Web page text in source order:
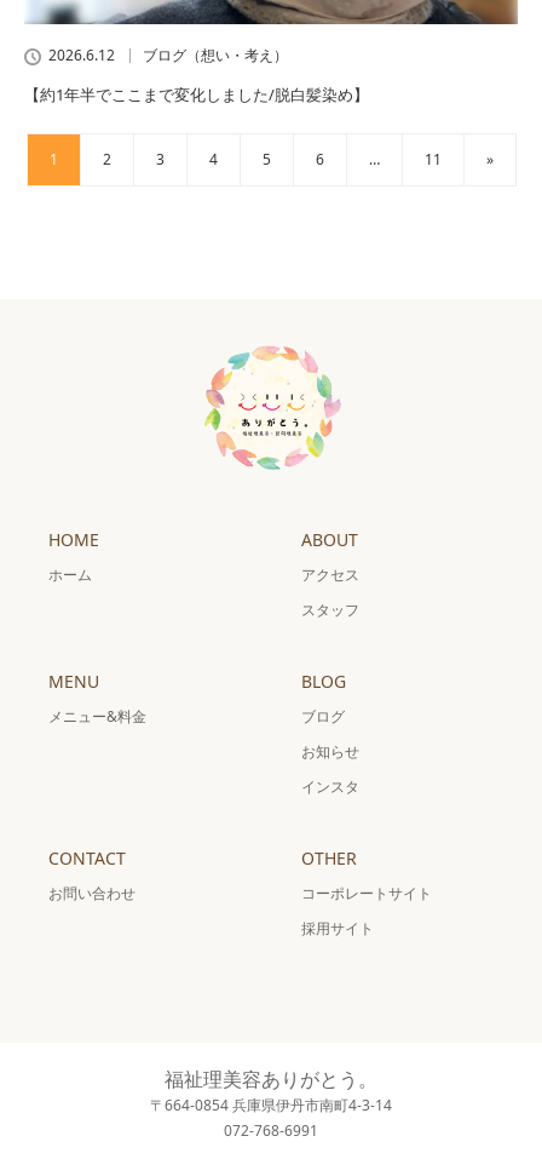
2026.6.12 ブログ（想い・考え）
【約1年半でここまで変化しました/脱白髪染め】
1 2 3 4 5 6 … 11 »
HOME
ホーム
ABOUT
アクセス
スタッフ
MENU
メニュー&料金
BLOG
ブログ
お知らせ
インスタ
CONTACT
お問い合わせ
OTHER
コーポレートサイト
採用サイト
福祉理美容ありがとう。
〒664-0854 兵庫県伊丹市南町4-3-14
072-768-6991